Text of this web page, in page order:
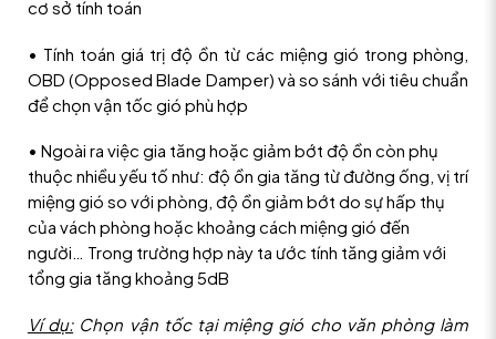
cơ sở tính toán
• Tính toán giá trị độ ồn từ các miệng gió trong phòng,
OBD (Opposed Blade Damper) và so sánh với tiêu chuẩn
để chọn vận tốc gió phù hợp
• Ngoài ra việc gia tăng hoặc giảm bớt độ ồn còn phụ
thuộc nhiều yếu tố như: độ ồn gia tăng từ đường ống, vị trí
miệng gió so với phòng, độ ồn giảm bớt do sự hấp thụ
của vách phòng hoặc khoảng cách miệng gió đến
người… Trong trường hợp này ta ước tính tăng giảm với
tổng gia tăng khoảng 5dB
Ví dụ: Chọn vận tốc tại miệng gió cho văn phòng làm